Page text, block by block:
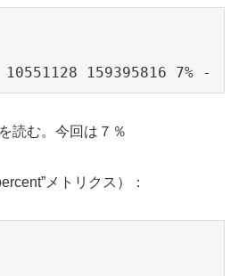
159395816 7% -
読む。今回は７％
メトリクス）：